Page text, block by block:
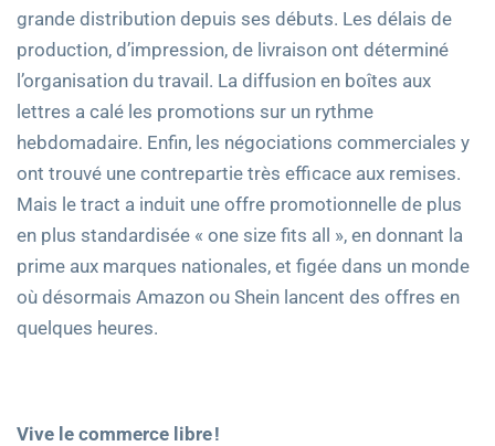
grande distribution depuis ses débuts. Les délais de
production, d’impression, de livraison ont déterminé
l’organisation du travail. La diffusion en boîtes aux
lettres a calé les promotions sur un rythme
hebdomadaire. Enfin, les négociations commerciales y
ont trouvé une contrepartie très efficace aux remises.
Mais le tract a induit une offre promotionnelle de plus
en plus standardisée « one size fits all », en donnant la
prime aux marques nationales, et figée dans un monde
où désormais Amazon ou Shein lancent des offres en
quelques heures.
Vive le commerce libre!